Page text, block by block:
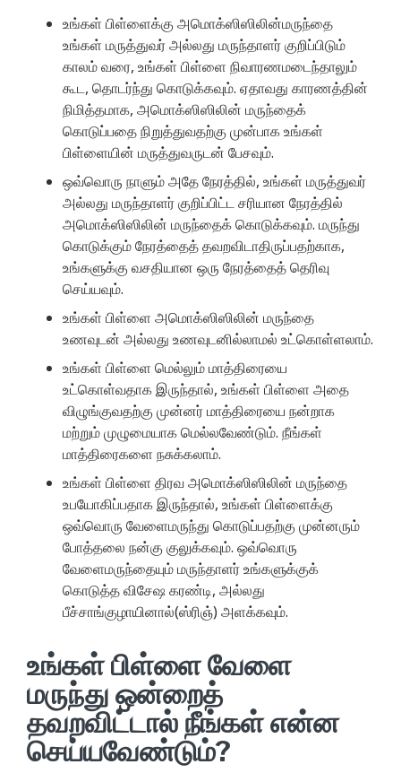
உங்கள் பிள்ளைக்கு அமொக்ஸிஸிலின்மருந்தை
உங்கள் மருத்துவர் அல்லது மருந்தாளர் குறிப்பிடும்
காலம் வரை, உங்கள் பிள்ளை நிவாரணமடைந்தாலும்
கூட, தொடர்ந்து கொடுக்கவும். ஏதாவது காரணத்தின்
நிமித்தமாக, அமொக்ஸிஸிலின் மருந்தைக்
கொடுப்பதை நிறுத்துவதற்கு முன்பாக உங்கள்
பிள்ளையின் மருத்துவருடன் பேசவும்.
ஒவ்வொரு நாளும் அதே நேரத்தில், உங்கள் மருத்துவர்
அல்லது மருந்தாளர் குறிப்பிட்ட சரியான நேரத்தில்
அமொக்ஸிஸிலின் மருந்தைக் கொடுக்கவும். மருந்து
கொடுக்கும் நேரத்தைத் தவறவிடாதிருப்பதற்காக,
உங்களுக்கு வசதியான ஒரு நேரத்தைத் தெரிவு
செய்யவும்.
உங்கள் பிள்ளை அமொக்ஸிஸிலின் மருந்தை
உணவுடன் அல்லது உணவுடனில்லாமல் உட்கொள்ளலாம்.
உங்கள் பிள்ளை மெல்லும் மாத்திரையை
உட்கொள்வதாக இருந்தால், உங்கள் பிள்ளை அதை
விழுங்குவதற்கு முன்னர் மாத்திரையை நன்றாக
மற்றும் முழுமையாக மெல்லவேண்டும். நீங்கள்
மாத்திரைகளை நசுக்கலாம்.
உங்கள் பிள்ளை திரவ அமொக்ஸிஸிலின் மருந்தை
உபயோகிப்பதாக இருந்தால், உங்கள் பிள்ளைக்கு
ஒவ்வொரு வேளைமருந்து கொடுப்பதற்கு முன்னரும்
போத்தலை நன்கு குலுக்கவும். ஒவ்வொரு
வேளைமருந்தையும் மருந்தாளர் உங்களுக்குக்
கொடுத்த விசேஷ கரண்டி, அல்லது
பீச்சாங்குழாயினால்(ஸ்ரிஞ்) அளக்கவும்.
உங்கள் பிள்ளை வேளை
மருந்து ஒன்றைத்
தவறவிட்டால் நீங்கள் என்ன
செய்யவேண்டும்?